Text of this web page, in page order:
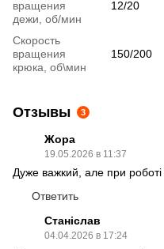
вращения
дежи, об/мин
12/20
Скорость
вращения
крюка, об\мин
150/200
Отзывы 3
Жора
19.05.2026 в 11:37
Дуже важкий, але при роботі
Ответить
Станіслав
04.04.2026 в 17:24